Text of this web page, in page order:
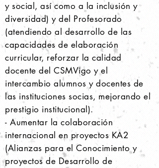
y social, así como a la inclusión y
diversidad) y del Profesorado
(atendiendo al desarrollo de las
capacidades de elaboración
curricular, reforzar la calidad
docente del CSMVigo y el
intercambio alumnos y docentes de
las instituciones socias, mejorando el
prestigio institucional).
- Aumentar la colaboración
internacional en proyectos KA2
(Alianzas para el Conocimiento y
proyectos de Desarrollo de